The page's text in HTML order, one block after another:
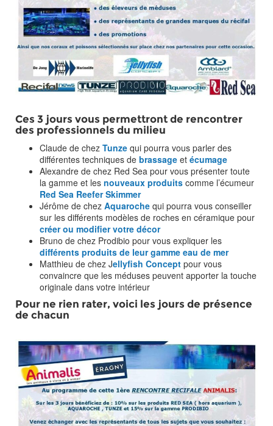
Ces 3 jours vous permettront de rencontrer
des professionnels du milieu
Claude de chez Tunze qui pourra vous parler des
différentes techniques de brassage et écumage
Alexandre de chez Red Sea pour vous présenter toute
la gamme et les nouveaux produits comme l’écumeur
Red Sea Reefer Skimmer
Jérôme de chez Aquaroche qui pourra vous conseiller
sur les différents modèles de roches en céramique pour
créer ou modifier votre décor
Bruno de chez Prodibio pour vous expliquer les
différents produits de leur gamme eau de mer
Matthieu de chez Jellyfish Concept pour vous
convaincre que les méduses peuvent apporter la touche
originale dans votre intérieur
Pour ne rien rater, voici les jours de présence
de chacun